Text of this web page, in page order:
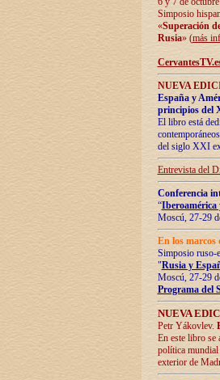
Simposio
«Superación
Rusia» (más
NUEVA
España y
principios del
El libro está
del siglo XXI
Entrevista del
Conferencia
“Iberoamérica
Moscú, 27-29
En los marcos
Simposio ruso-
"Rusia y
Moscú, 27-29
Programa del
NUEVA
Petr Yákovlev.
En este libro se
política mundial
exterior de